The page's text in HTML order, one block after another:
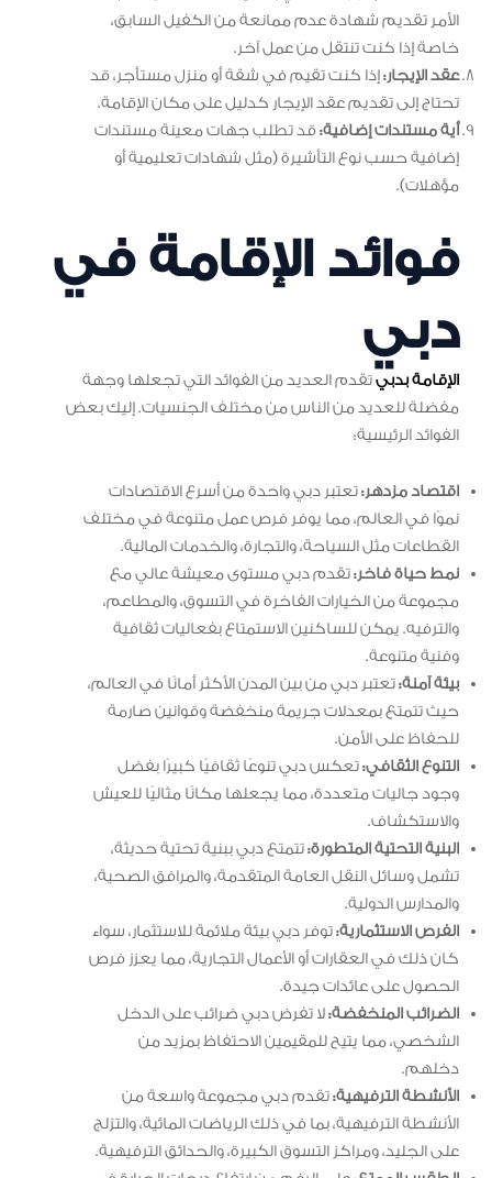
الأمر تقديم شهادة عدم ممانعة من الكفيل السابق،
خاصة إذا كنت تنتقل من عمل آخر.
عقد الإيجار:إذا كنت تقيم في شقة أو منزل مستأجر، قد
تحتاج إلى تقديم عقد الإيجار كدليل على مكان الإقامة.
أية مستندات إضافية:قد تطلب جهات معينة مستندات
إضافية حسب نوع التأشيرة (مثل شهادات تعليمية أو
مؤهلات).
فوائد الإقامة في
دبي
الإقامة بدبيتقدم العديد من الفوائد التي تجعلها وجهة
مفضلة للعديد من الناس من مختلف الجنسيات. إليك بعض
الفوائد الرئيسية:
اقتصاد مزدهر:تعتبر دبي واحدة من أسرع الاقتصادات
نموًا في العالم، مما يوفر فرص عمل متنوعة في مختلف
القطاعات مثل السياحة، والتجارة، والخدمات المالية.
نمط حياة فاخر:تقدم دبي مستوى معيشة عالي مع
مجموعة من الخيارات الفاخرة في التسوق، والمطاعم،
والترفيه. يمكن للساكنين الاستمتاع بفعاليات ثقافية
وفنية متنوعة.
بيئة آمنة:تعتبر دبي من بين المدن الأكثر أمانًا في العالم،
حيث تتمتع بمعدلات جريمة منخفضة وقوانين صارمة
للحفاظ على الأمن.
التنوع الثقافي:تعكس دبي تنوعًا ثقافيًا كبيرًا بفضل
وجود جاليات متعددة، مما يجعلها مكانًا مثاليًا للعيش
والاستكشاف.
البنية التحتية المتطورة:تتمتع دبي ببنية تحتية حديثة،
تشمل وسائل النقل العامة المتقدمة، والمرافق الصحية،
والمدارس الدولية.
الفرص الاستثمارية:توفر دبي بيئة ملائمة للاستثمار، سواء
كان ذلك في العقارات أو الأعمال التجارية، مما يعزز فرص
الحصول على عائدات جيدة.
الضرائب المنخفضة:لا تفرض دبي ضرائب على الدخل
الشخصي، مما يتيح للمقيمين الاحتفاظ بمزيد من
دخلهم.
الأنشطة الترفيهية:تقدم دبي مجموعة واسعة من
الأنشطة الترفيهية، بما في ذلك الرياضات المائية، والتزلج
على الجليد، ومراكز التسوق الكبيرة، والحدائق الترفيهية.